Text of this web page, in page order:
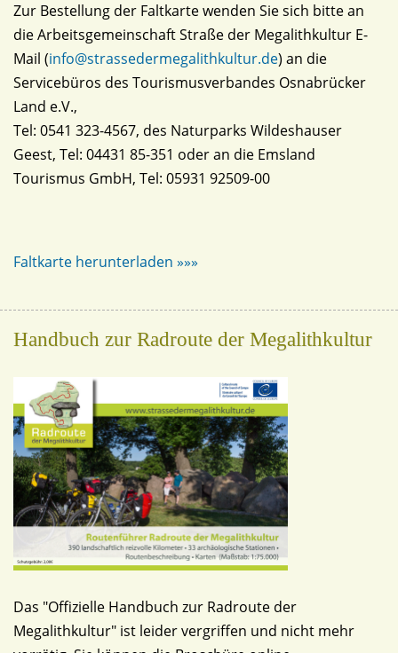
Zur Bestellung der Faltkarte wenden Sie sich bitte an
die Arbeitsgemeinschaft Straße der Megalithkultur E-
Mail (info@strassedermegalithkultur.de) an die
Servicebüros des Tourismusverbandes Osnabrücker
Land e.V.,
Tel: 0541 323-4567, des Naturparks Wildeshauser
Geest, Tel: 04431 85-351 oder an die Emsland
Tourismus GmbH, Tel: 05931 92509-00
Faltkarte herunterladen »»»
Handbuch zur Radroute der Megalithkultur
Das "Offizielle Handbuch zur Radroute der
Megalithkultur" ist leider vergriffen und nicht mehr